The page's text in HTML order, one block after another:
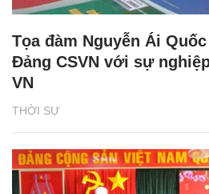
THỜI SỰ
Tọa đàm Nguyễn Ái
Đảng CSVN với sự
VN